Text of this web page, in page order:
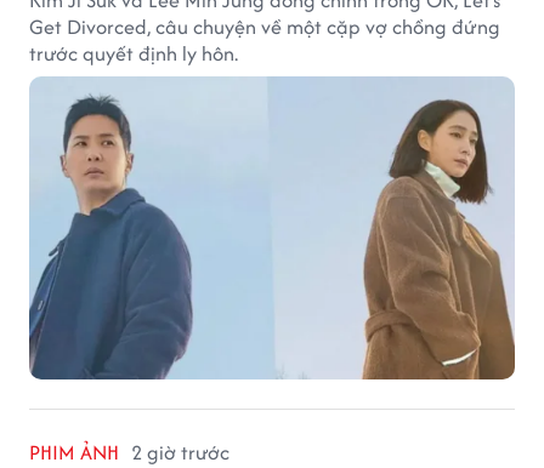
Get Divorced, câu chuyện về một cặp vợ chồng đứng
trước quyết định ly hôn.
PHIM ẢNH 2 giờ trước